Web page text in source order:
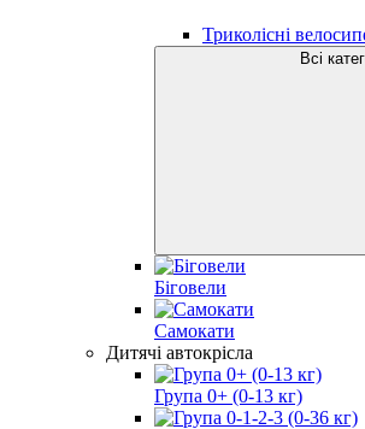
Триколісні
Всі
Біговели
Самокати
Дитячі автокрісла
Група 0+ (0-13 кг)